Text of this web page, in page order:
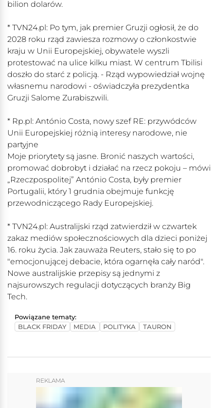
bilion dolarów.
* TVN24.pl: Po tym, jak premier Gruzji ogłosił, że do
2028 roku rząd zawiesza rozmowy o członkostwie
kraju w Unii Europejskiej, obywatele wyszli
protestować na ulice kilku miast. W centrum Tbilisi
doszło do starć z policją. - Rząd wypowiedział wojnę
własnemu narodowi - oświadczyła prezydentka
Gruzji Salome Zurabiszwili.
* Rp.pl: António Costa, nowy szef RE: przywódców
Unii Europejskiej różnią interesy narodowe, nie
partyjne
Moje priorytety są jasne. Bronić naszych wartości,
promować dobrobyt i działać na rzecz pokoju – mówi
„Rzeczpospolitej” António Costa, były premier
Portugalii, który 1 grudnia obejmuje funkcję
przewodniczącego Rady Europejskiej.
* TVN24.pl: Australijski rząd zatwierdził w czwartek
zakaz mediów społecznościowych dla dzieci poniżej
16. roku życia. Jak zauważa Reuters, stało się to po
"emocjonującej debacie, która ogarnęła cały naród".
Nowe australijskie przepisy są jednymi z
najsurowszych regulacji dotyczących branży Big
Tech.
Powiązane tematy:
BLACK FRIDAY
MEDIA POLITYKA TAURON
REKLAMA